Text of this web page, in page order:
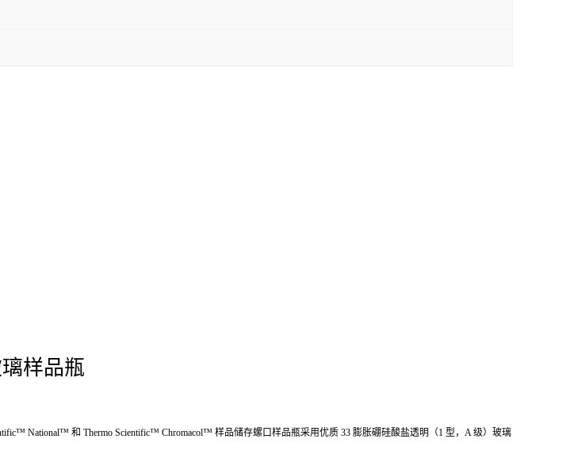
样品瓶
National™ 和 Thermo Scientific™ Chromacol™ 样品储存螺口样品瓶采用优质 33 膨胀硼硅酸盐透明（1 型，A 级）玻璃